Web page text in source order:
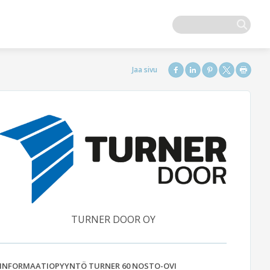
TURNER DOOR OY
INFORMAATIOPYYNTÖ TURNER 60 NOSTO-OVI